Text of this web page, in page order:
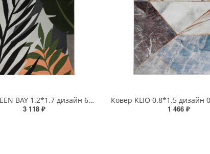
Ковер GREEN BAY 1.2*1.7 дизайн 6217-1 MULTICOLOR
3 118 ₽
1 466 ₽